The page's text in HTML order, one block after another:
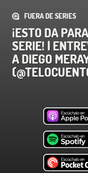
FUERA DE SERIES
¡ESTO DA
SERIE! |
A DIEGO